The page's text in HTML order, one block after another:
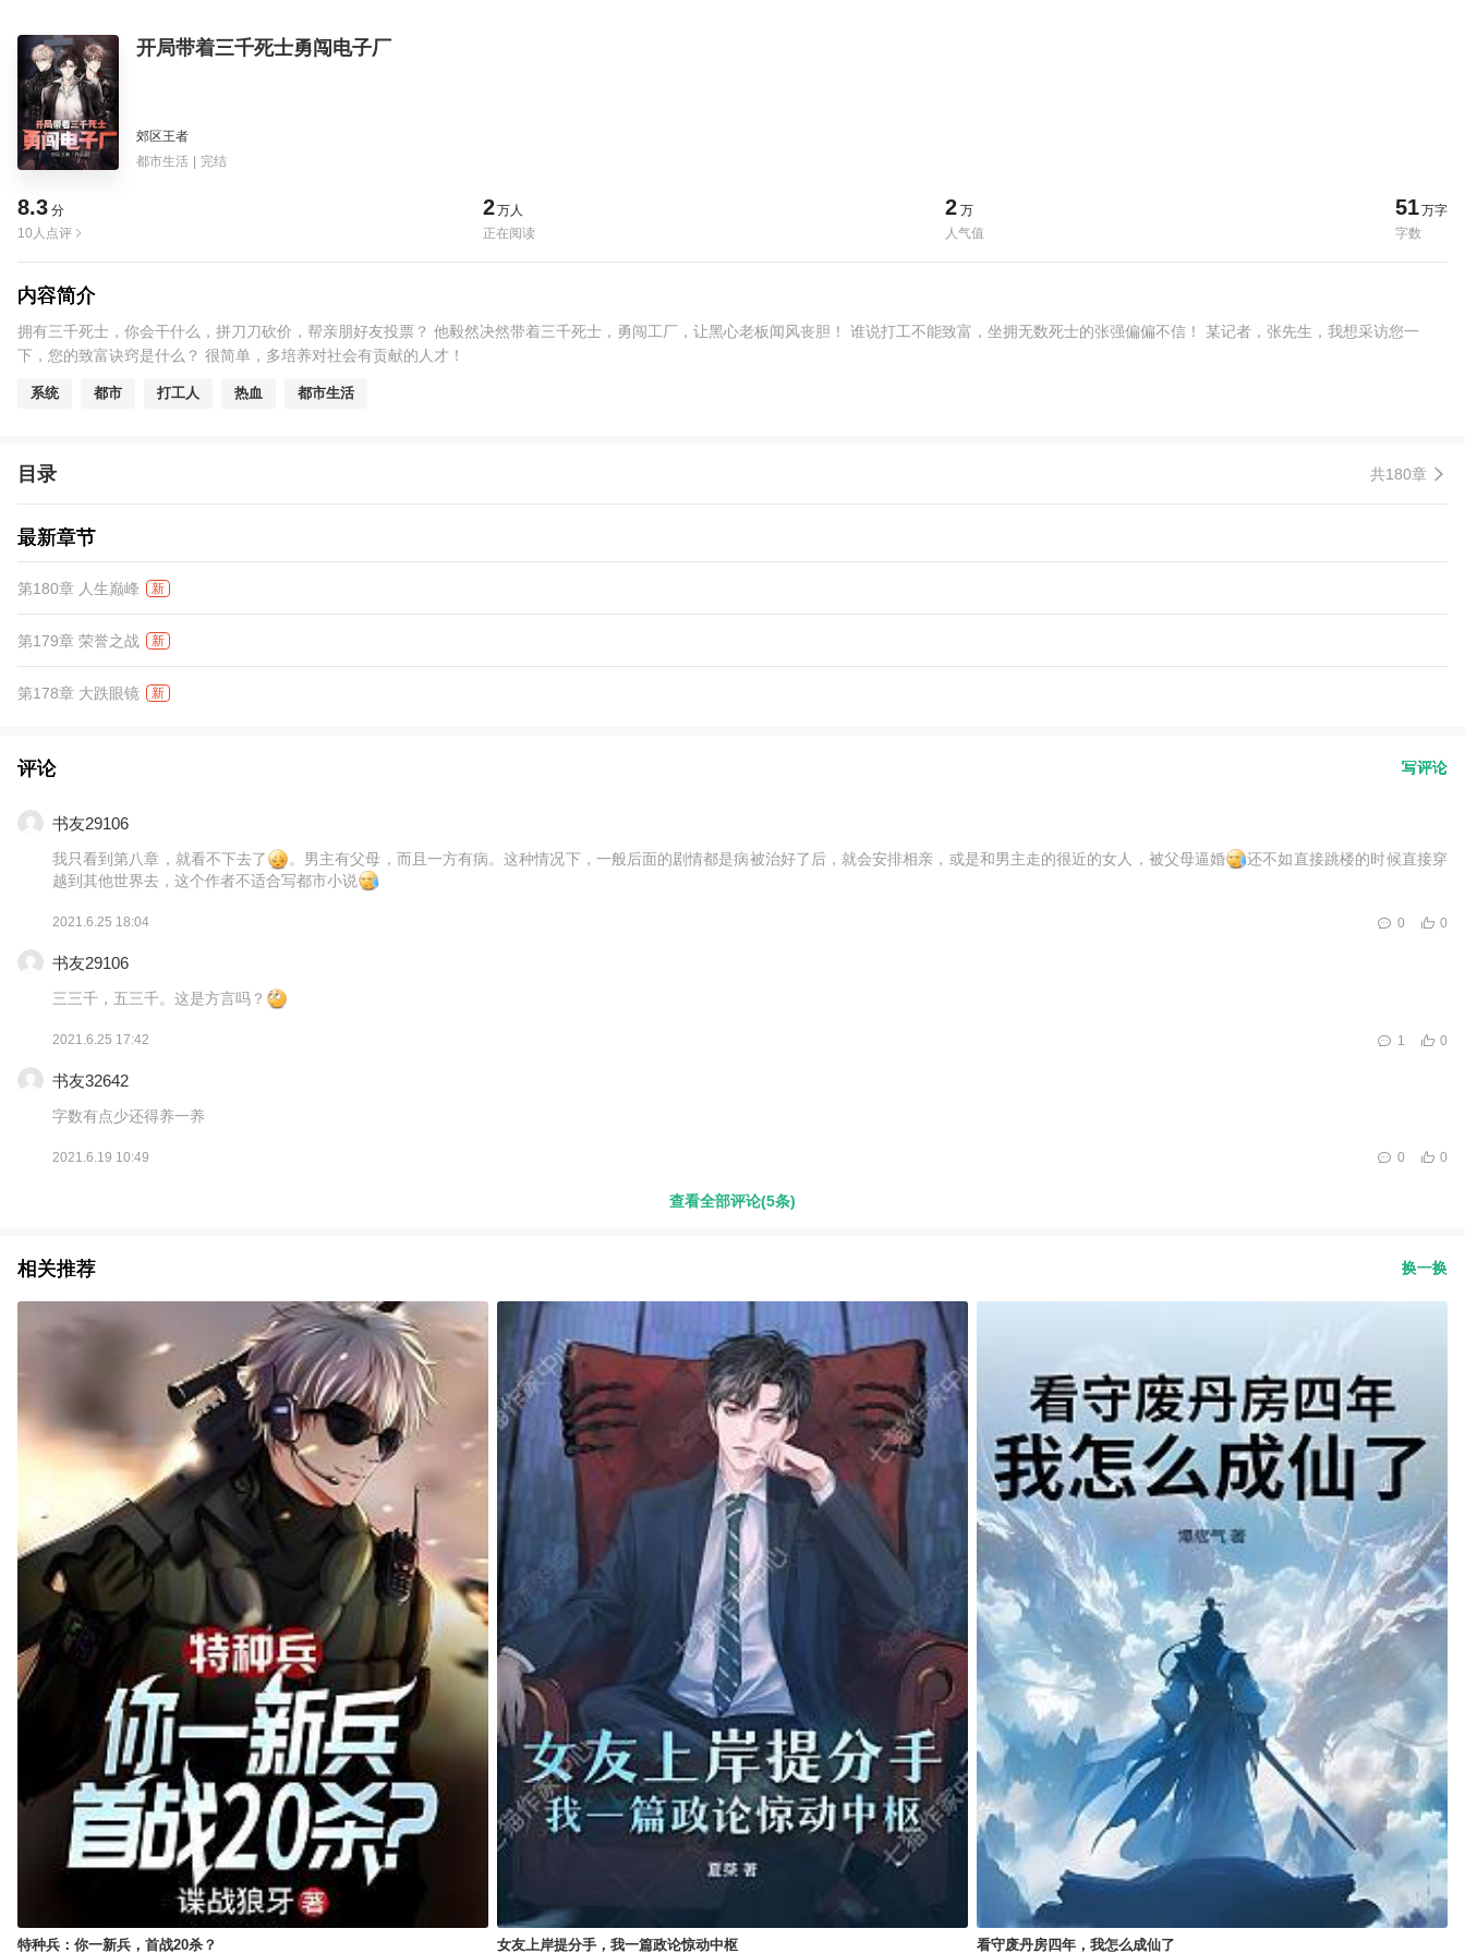
开局带着三千死士勇闯电子厂
郊区王者
都市生活 | 完结
8.3 分
10人点评
2万人
正在阅读
2 万
人气值
51万字
字数
内容简介
拥有三千死士，你会干什么，拼刀刀砍价，帮亲朋好友投票？ 他毅然决然带着三千死士，勇闯工厂，让黑心老板闻风丧胆！ 谁说打工不能致富，坐拥无数死士的张强偏偏不信！ 某记者，张先生，我想采访您一
下，您的致富诀窍是什么？ 很简单，多培养对社会有贡献的人才！
系统 都市 打工人 热血 都市生活
目录 共180章
最新章节
第180章 人生巅峰 新
第179章 荣誉之战 新
第178章 大跌眼镜 新
评论 写评论
书友29106
我只看到第八章，就看不下去了 。男主有父母，而且一方有病。这种情况下，一般后面的剧情都是病被治好了后，就会安排相亲，或是和男主走的很近的女人，被父母逼婚
还不如直接跳楼的时候直接穿
越到其他世界去，这个作者不适合写都市小说
2021.6.25 18:04 0
0
书友29106
三三千，五三千。这是方言吗？
2021.6.25 17:42 0
1
书友32642
字数有点少还得养一养
2021.6.19 10:49 0
0
查看全部评论(5条)
相关推荐 换一换
特种兵：你一新兵，首战20杀？ 女友上岸提分手，我一篇政论惊动中枢 看守废丹房四年，我怎么成仙了